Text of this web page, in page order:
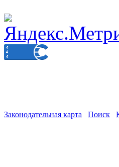
Законодательная карта Поиск